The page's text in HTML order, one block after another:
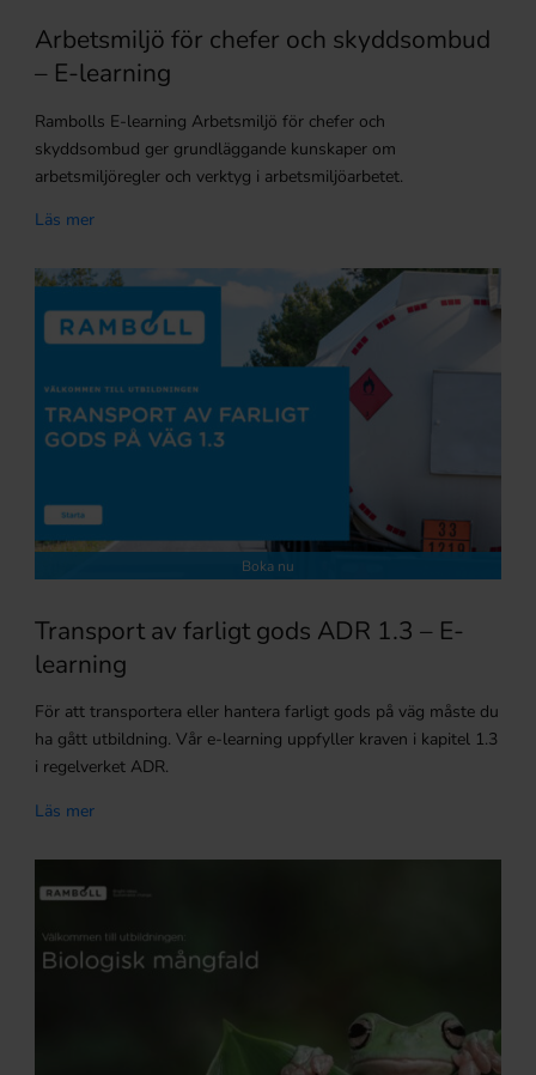
Arbetsmiljö för chefer och skyddsombud
– E-learning
Rambolls E-learning Arbetsmiljö för chefer och
skyddsombud ger grundläggande kunskaper om
arbetsmiljöregler och verktyg i arbetsmiljöarbetet.
Läs mer
Boka nu
Transport av farligt gods ADR 1.3 – E-
learning
För att transportera eller hantera farligt gods på väg måste du
ha gått utbildning. Vår e-learning uppfyller kraven i kapitel 1.3
i regelverket ADR.
Läs mer